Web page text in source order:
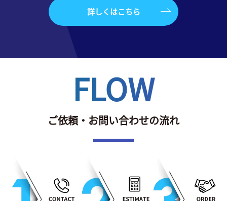
詳しくはこちら
FLOW
ご依頼・お問い合わせの流れ